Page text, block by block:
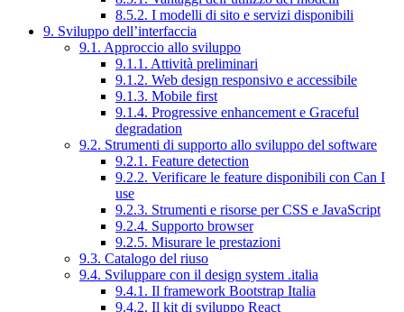
8.5.2. I modelli di sito e servizi disponibili
9. Sviluppo dell’interfaccia
9.1. Approccio allo sviluppo
9.1.1. Attività preliminari
9.1.2. Web design responsivo e accessibile
9.1.3. Mobile first
9.1.4. Progressive enhancement e Graceful
degradation
9.2. Strumenti di supporto allo sviluppo del software
9.2.1. Feature detection
9.2.2. Verificare le feature disponibili con Can I
use
9.2.3. Strumenti e risorse per CSS e JavaScript
9.2.4. Supporto browser
9.2.5. Misurare le prestazioni
9.3. Catalogo del riuso
9.4. Sviluppare con il design system .italia
9.4.1. Il framework Bootstrap Italia
9.4.2. Il kit di sviluppo React